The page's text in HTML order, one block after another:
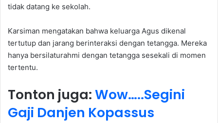
tidak datang ke sekolah.
Karsiman mengatakan bahwa keluarga Agus dikenal
tertutup dan jarang berinteraksi dengan tetangga. Mereka
hanya bersilaturahmi dengan tetangga sesekali di momen
tertentu.
Tonton juga:Wow…..Segini
Gaji Danjen Kopassus